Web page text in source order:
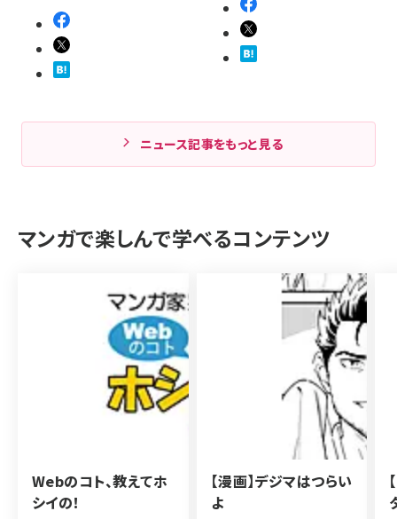
ニュース記事をもっと見る
マンガで楽しんで学べるコンテンツ
Webのコト、教えてホ
シイの！
【漫画】デジマはつらい
よ